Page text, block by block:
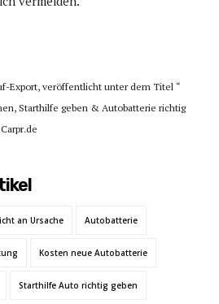
Export, veröffentlicht unter dem Titel “
Starthilfe geben & Autobatterie richtig
an Ursache Autobatterie
Kosten neue Autobatterie
Starthilfe Auto richtig geben